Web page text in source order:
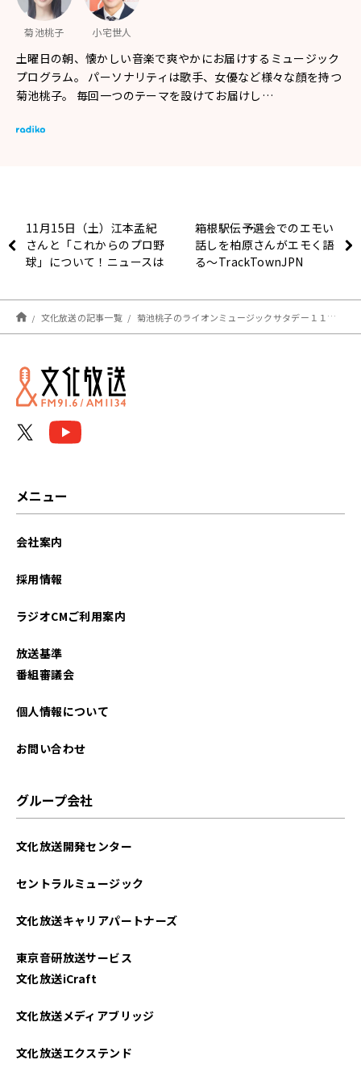
菊池桃子 小宅世人
土曜日の朝、懐かしい音楽で爽やかにお届けするミュージック
プログラム。 パーソナリティは歌手、女優など様々な顔を持つ
菊池桃子。 毎回一つのテーマを設けてお届けし…
11月15日（土）江本孟紀
さんと「これからのプロ野
球」について！ニュースは
箱根駅伝予選会でのエモい
話しを柏原さんがエモく語
る～TrackTownJPN
文化放送の記事一覧 菊池桃子のライオンミュージックサタデー１１月１５日は“会いたいソングコレクション”でした！
メニュー
会社案内
採用情報
ラジオCMご利用案内
放送基準
番組審議会
個人情報について
お問い合わせ
グループ会社
文化放送開発センター
セントラルミュージック
文化放送キャリアパートナーズ
東京音研放送サービス
文化放送iCraft
文化放送メディアブリッジ
文化放送エクステンド